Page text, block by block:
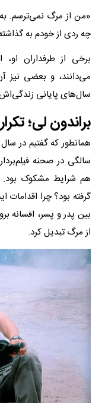
«من از مرگ نمی‌ترسم.
چه ردی از خودم به
برخی از طرفداران
می‌دانند، و بعضی نیز
سال‌های پایانی
براندون لی؛
سالگی در صحنه
هم شرایط مشکوک بود.
گرفته بود؟ چرا
بین پدر و پسر، افسانه
از مرگ تبدیل کرد.